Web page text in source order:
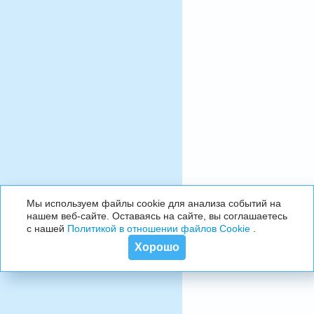
Мы используем файлы cookie для анализа событий на
нашем веб-сайте. Оставаясь на сайте, вы соглашаетесь
с нашей Политикой в отношении файлов Cookie.
Хорошо